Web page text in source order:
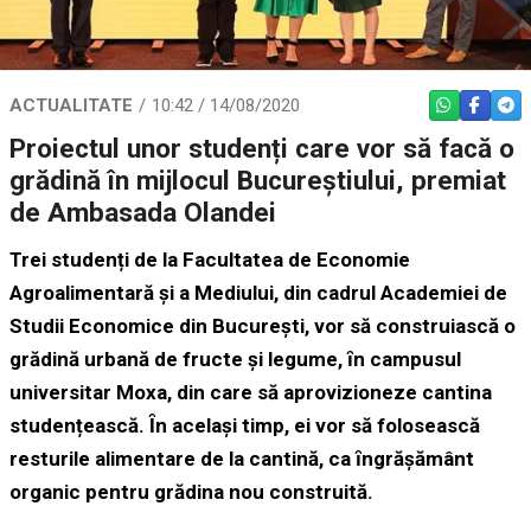
ACTUALITATE 10:42 / 14/08/2020 WHATSAPP
Proiectul unor studenți care vor să facă o
grădină în mijlocul Bucureștiului, premiat
de Ambasada Olandei
Trei studenți de la Facultatea de Economie
Agroalimentară şi a Mediului, din cadrul Academiei de
Studii Economice din Bucureşti, vor să construiască o
grădină urbană de fructe și legume, ȋn campusul
universitar Moxa, din care să aprovizioneze cantina
studențească. Ȋn același timp, ei vor să folosească
resturile alimentare de la cantină, ca ȋngrășământ
organic pentru grădina nou construită.